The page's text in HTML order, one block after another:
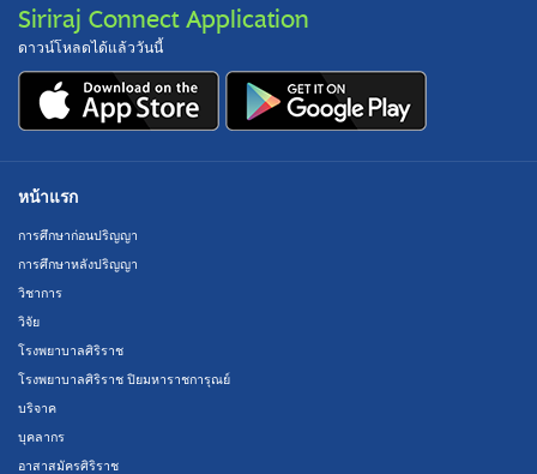
Siriraj Connect Application
ดาวน์โหลดได้แล้ววันนี้
หน้าแรก
การศึกษาก่อนปริญญา
การศึกษาหลังปริญญา
วิชาการ
วิจัย
โรงพยาบาลศิริราช
โรงพยาบาลศิริราช ปิยมหาราชการุณย์
บริจาค
บุคลากร
อาสาสมัครศิริราช